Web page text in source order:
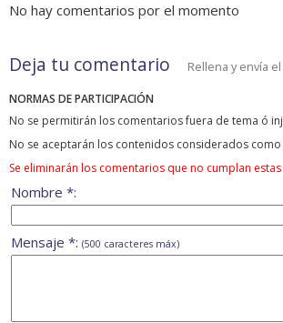
No hay comentarios por el momento
Deja tu comentario Rellena y envía
NORMAS DE PARTICIPACIÓN
No se permitirán los comentarios fuera de tema ó
No se aceptarán los contenidos considerados
Se eliminarán los comentarios que no cumplan
Nombre *:
Mensaje *: (500 caracteres máx)